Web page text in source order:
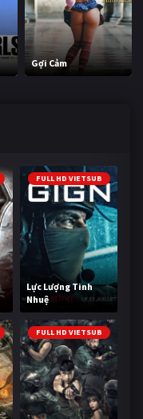
Gợi Cảm
FULL HD VIETSUB
Lực Lượng Tinh
Nhuệ
FULL HD VIETSUB